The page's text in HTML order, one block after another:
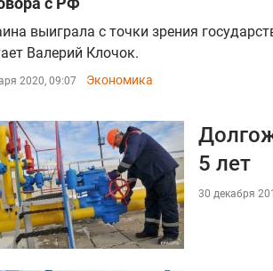
выиграла с точки зрения
Валерий Клочок.
2020, 09:07 Экономика
5 лет
30 декабря